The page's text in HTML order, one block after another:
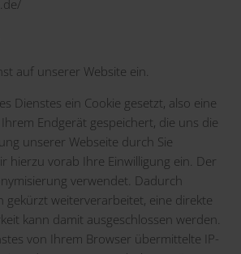
auf unserer Website ein.
Dienstes ein Cookie gesetzt, also eine
Endgerät gespeichert, die uns die
unserer Webseite durch Sie
hierzu vorab Ihre Einwilligung ein. Der
verwendet. Dadurch
gekürzt weiterverarbeitet, eine direkte
kann damit ausgeschlossen werden.
von Ihrem Browser übermittelte IP-